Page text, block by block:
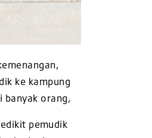
ke kampung
banyak orang,
pemudik